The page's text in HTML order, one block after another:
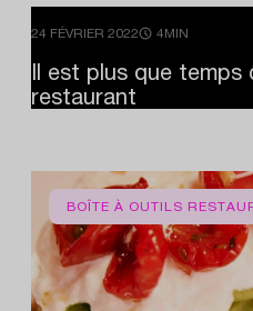
24 FÉVRIER 2022 4MIN
Il est plus que temps
restaurant
BOÎTE À OUTILS